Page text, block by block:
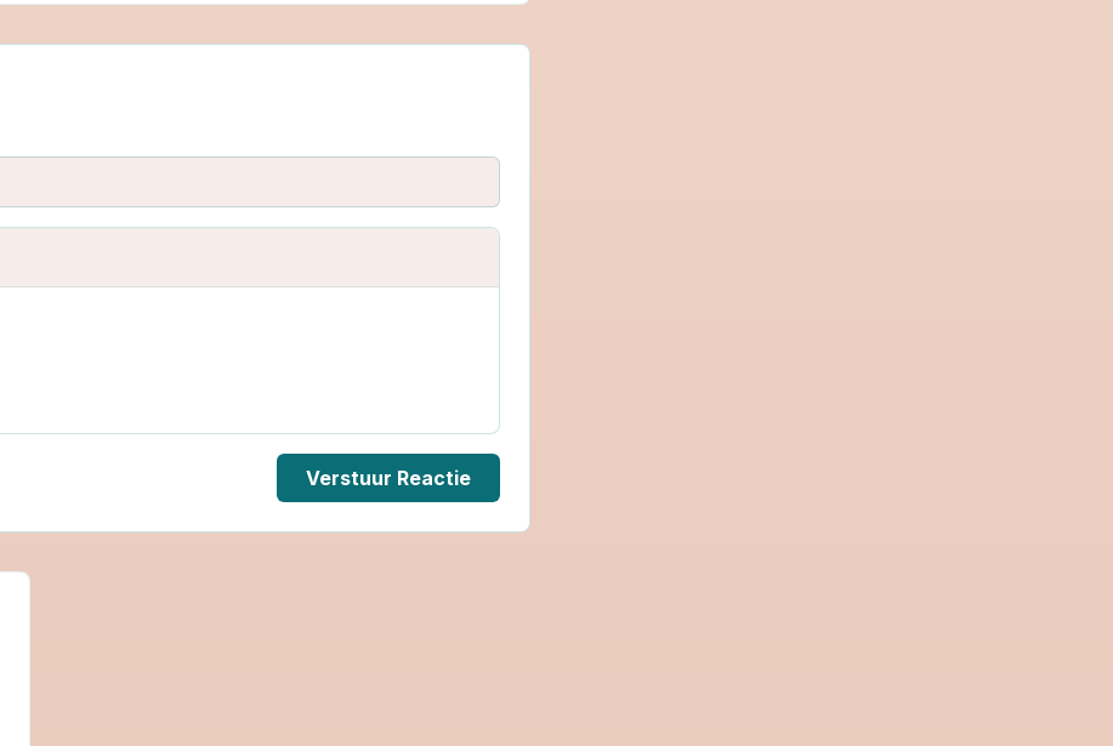
Verstuur Reactie